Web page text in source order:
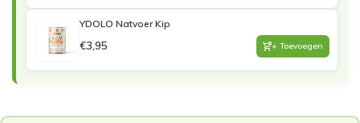
YDOLO Natvoer Kip
€3,95 + Toevoegen